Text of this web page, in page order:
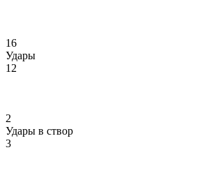
16
Удары
12
2
Удары в створ
3